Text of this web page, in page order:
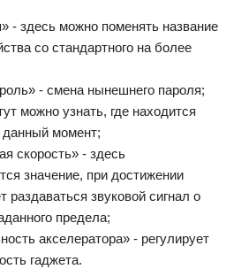
- здесь можно поменять название
со стандартного на более
- смена нынешнего пароля;
можно узнать, где находится
данный момент;
скорость» - здесь
значение, при достижении
раздаваться звуковой сигнал о
предела;
акселератора» - регулирует
гаджета.